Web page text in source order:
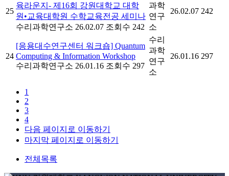
25
육라운지- 제16회 강원대학교 대학
원•교육대학원 수학교육전공 세미나
수리과학연구소 26.02.07 조회수 242
과학
연구
소
26.02.07 242
24
[응용대수연구센터 워크숍] Quantum
Computing & Information Workshop
수리과학연구소 26.01.16 조회수 297
수리
과학
연구
소
26.01.16 297
1
2
3
4
다음 페이지로 이동하기
마지막 페이지로 이동하기
전체목록